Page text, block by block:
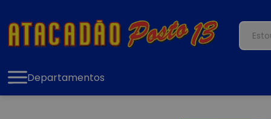
Departamentos